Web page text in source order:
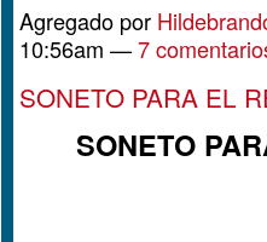
Agregado por
10:56am —7
SONETO PARA EL
SONETO